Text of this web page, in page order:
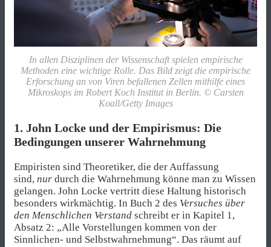
In allen Disziplinen der Wissenschaft spielen empirische
Methoden eine wichtige Rolle. Das Bild zeigt die empirische
Erforschung an von Viren befallenen Zellen mithilfe eines
Mikroskops im Robert Koch Institut in Berlin. © Carsten
Koall/Getty Images
1. John Locke und der Empirismus: Die
Bedingungen unserer Wahrnehmung
Empiristen sind Theoretiker, die der Auffassung
sind, nur durch die Wahrnehmung könne man zu Wissen
gelangen. John Locke vertritt diese Haltung historisch
besonders wirkmächtig. In Buch 2 des Versuches über
den Menschlichen Verstand schreibt er in Kapitel 1,
Absatz 2: „Alle Vorstellungen kommen von der
Sinnlichen- und Selbstwahrnehmung“. Das räumt auf